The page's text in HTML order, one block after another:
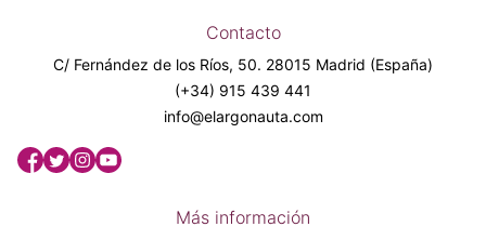
Contacto
C/ Fernández de los Ríos, 50. 28015 Madrid (España)
(+34) 915 439 441
info@elargonauta.com
Más información